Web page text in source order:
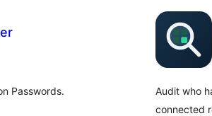
Passwords.
Audit who
connected